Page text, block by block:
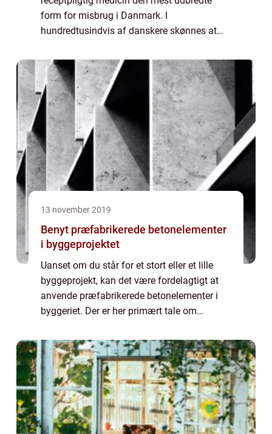
form for misbrug i Danmark. I
hundredtusindvis af danskere skønnes at
ordineret medicin som for...
13 november 2019
Benyt præfabrikerede betonelementer
i byggeprojektet
Uanset om du står for et stort eller et lille
byggeprojekt, kan det være fordelagtigt at
anvende præfabrikerede betonelementer i
byggeriet. Der er her primært tale om
skillerum,...